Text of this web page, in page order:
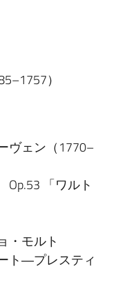
）
ヴェン（1770–
「ワルト
・モルト
ト―プレスティ